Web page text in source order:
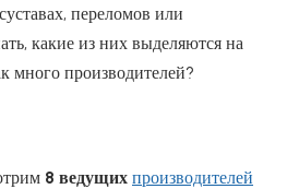
переломов или
какие из них выделяются на
много производителей?
8 ведущих производителей